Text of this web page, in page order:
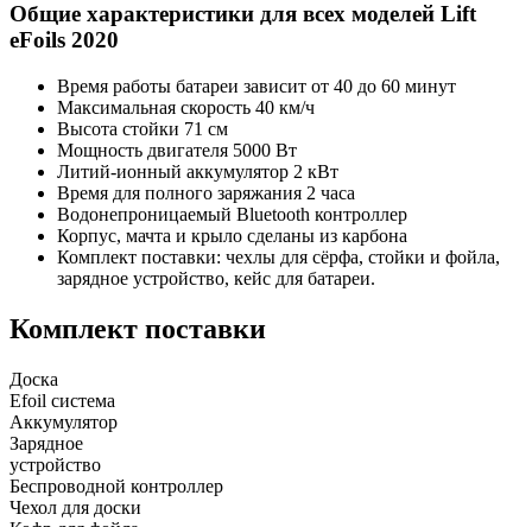
Общие характеристики для всех моделей Lift
eFoils 2020
Время работы батареи зависит от 40 до 60 минут
Максимальная скорость 40 км/ч
Высота стойки 71 см
Мощность двигателя 5000 Вт
Литий-ионный аккумулятор 2 кВт
Время для полного заряжания 2 часа
Водонепроницаемый Bluetooth контроллер
Корпус, мачта и крыло сделаны из карбона
Комплект поставки: чехлы для сёрфа, стойки и фойла,
зарядное устройство, кейс для батареи.
Комплект поставки
Доска
Efoil система
Аккумулятор
Зарядное
устройство
Беспроводной контроллер
Чехол для доски